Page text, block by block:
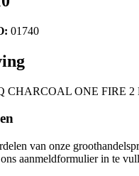
01740
CHARCOAL ONE FIRE 2
van onze
aanmeldformulier in te